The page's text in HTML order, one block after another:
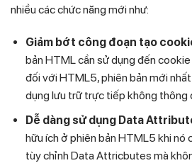
nhiều các chức năng mới như:
Giảm bớt công đoạn tạo
bản HTML cần sử dụng đến
đối với HTML5, phiên bản mới
dụng lưu trữ trực tiếp không thông
Dễ dàng sử dụng Data
hữu ích ở phiên bản HTML5 khi nó
tùy chỉnh Data Attricbutes mà